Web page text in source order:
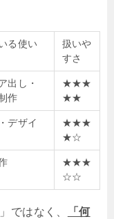
る使い
扱いや
すさ
出し・
作
★★★
★★
デザイ
★★★
★☆
★★★
☆☆
ではなく、
「何